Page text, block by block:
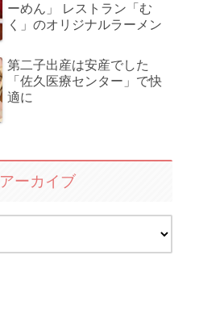
ーめん」 レストラン「む
く」のオリジナルラーメン
第二子出産は安産でした
「佐久医療センター」で快
適に
アーカイブ